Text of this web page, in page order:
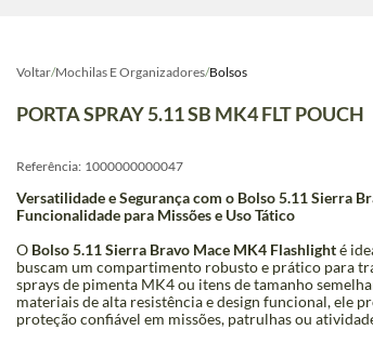
Voltar/Mochilas E Organizadores/Bolsos
PORTA SPRAY 5.11 SB MK4 FLT POUCH
Referência: 1000000000047
Versatilidade e Segurança com o Bolso 5.11 Sierra
Funcionalidade para Missões e Uso Tático
O Bolso 5.11 Sierra Bravo Mace MK4 Flashlighté
buscam um compartimento robusto e prático para
sprays de pimenta MK4 ou itens de tamanho
materiais de alta resistência e design funcional, ele
proteção confiável em missões, patrulhas ou